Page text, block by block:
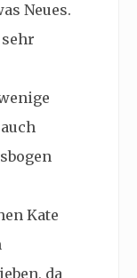
Neues.
Kate
da